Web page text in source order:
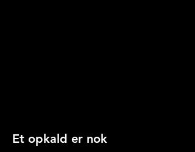
Et opkald er nok